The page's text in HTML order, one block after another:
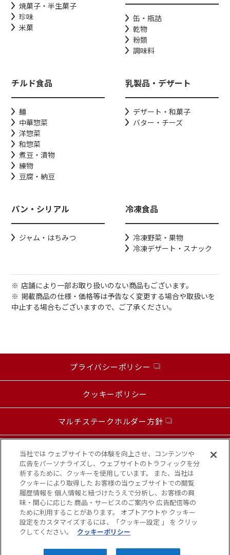
焼菓子・半生菓子
珍味
米菓
缶・瓶詰
乾物
粉類
調味料
チルド食品
麺
中華惣菜
洋惣菜
和惣菜
煮豆・漬物
練物
豆腐・納豆
乳製品・デザート
デザート・和菓子
バター・チーズ
パン・シリアル
ジャム・はちみつ
冷凍食品
冷凍野菜・果物
冷凍デザート・スナック
店舗により一部お取り扱いのない商品もございます。
掲載商品の仕様・価格等は予告なく変更する場合や取扱いを
中止する場合もございますので、ご了承ください。
プライバシーポリシー
クッキーポリシー
マルチステークホルダー方針
お問い合わせ
カスタマーハラスメントに対する基本方針
お知らせ
Copyright© KANSAI FOOD MARKET,INC. All Rights Reserved.
当社では ウェブサイトでの体験を向上させ、コンテンツや
広告をパーソナライズし、ウェブサイトのトラフィックを分
析するために、クッキーを使用しています。 また、当社は
クッキーにより取得した お客様の当ウェブサイトでの閲覧
履歴情報を 個人情報と紐づけたうえで分析し、お客様の興
味・関心に応じた 商品・サービスのご案内や 広告配信等の
ために利用することがあります。 オプトアウトや クッキー
設定をカスタマイズするには、「クッキー設定 」 を クリッ
クしてください。
クッキーポリシー